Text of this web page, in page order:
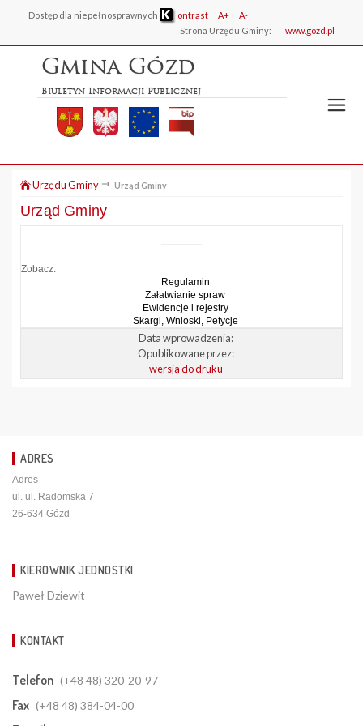
Dostęp dla niepełnosprawnych ontrast A+
A-
Strona Urzędu Gminy:
www.gozd.pl
Gmina Gózd
Biuletyn Informacji Publicznej
Urzędu Gminy Urząd Gminy
Urząd Gminy
Zobacz:
Regulamin
Załatwianie spraw
Ewidencje i rejestry
Skargi, Wnioski, Petycje
Data wprowadzenia:
Opublikowane przez:
wersja do druku
ADRES
Adres
ul. ul. Radomska 7
26-634 Gózd
KIEROWNIK JEDNOSTKI
Paweł Dziewit
KONTAKT
Telefon (+48 48) 320-20-97
Fax (+48 48) 384-04-00